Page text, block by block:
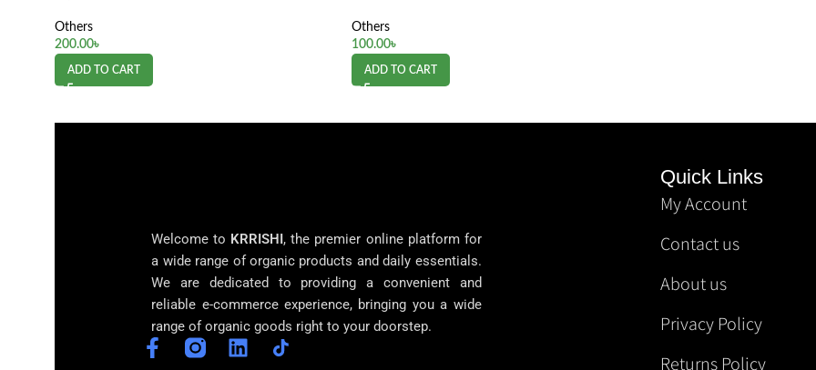
Others
200.00৳
ADD TO CART
Others
100.00৳
ADD TO CART
Welcome to KRRISHI, the premier online platform for
a wide range of organic products and daily essentials.
We are dedicated to providing a convenient and
reliable e-commerce experience, bringing you a wide
range of organic goods right to your doorstep.
Quick Links
My Account
Contact us
About us
Privacy Policy
Returns Policy